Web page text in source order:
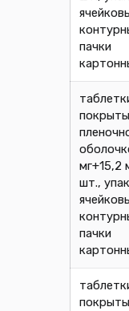
пачки
мг+15,2
шт.,
пачки